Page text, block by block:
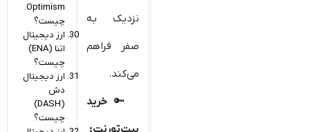
نزدیک به
صفر فراهم
می‌کند.
خرید
بیت‌تورنت:
Optimism
چیست؟
ارز دیجیتال
اتنا (ENA)
چیست؟
ارز دیجیتال
دش
(DASH)
چیست؟